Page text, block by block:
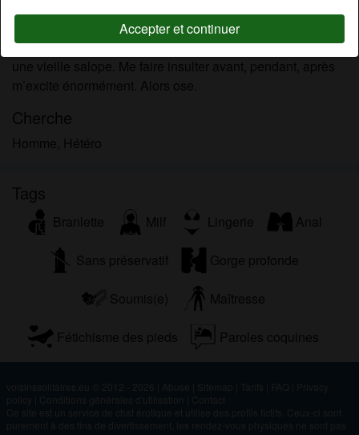
Accepter et continuer
les doigts dans la chatte. J’ai une belle expérience dont je
peux te faire profiter. Je suce, je pompe, je lèche comme
une vieille salope. Me faire insulter avant, pendant, après
m’excite énormément. Alors ose.
Cherche
Homme, Hétéro
Tags
Branlette Milf Lingerie Anal
Sans préservatif Gorge profonde
Soumis(e) Maîtresse
Fétichisme des pieds Paroles coquines